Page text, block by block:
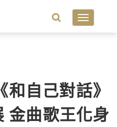
Toggle
自己對話》
金曲歌王化身